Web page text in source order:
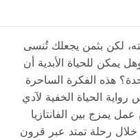
لكن بثمن يجعلك تُنسى
يمكن للحياة الأبدية أن
هذه الفكرة الساحرة
الحياة الخفية لآدي
يمزج بين الفانتازيا
خلال رحلة تمتد عبر قرون